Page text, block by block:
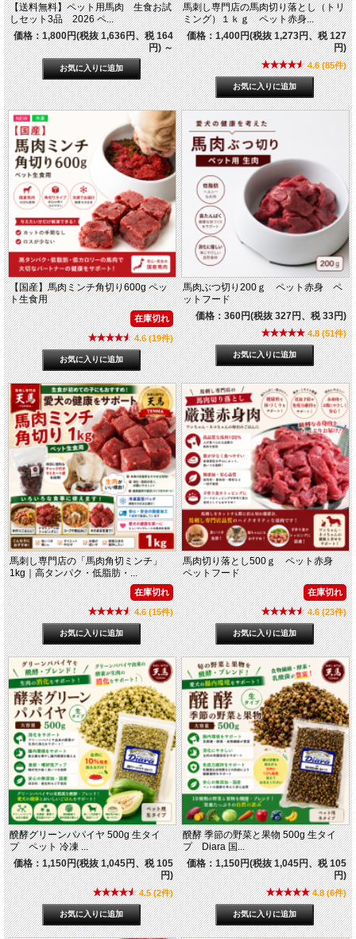
【送料無料】ペット用馬肉 生食お試
しセット3品 2026 ペ...
価格：1,800円(税抜 1,636円、税 164
円)～
馬刺し専門店の馬肉切り落とし（トリ
ミング）１ｋｇ ペット赤身...
価格：1,400円(税抜 1,273円、税 127
円)
4.6 (85件)
【国産】馬肉ミンチ角切り600g ペッ
ト生食用
在庫切れ
4.6 (19件)
馬肉ぶつ切り200ｇ ペット赤身 ペ
ットフード
価格：360円(税抜 327円、税 33円)
4.8 (51件)
馬刺し専門店の「馬肉角切ミンチ」
1kg｜高タンパク・低脂肪・...
在庫切れ
4.6 (15件)
馬肉切り落とし500ｇ ペット赤身
ペットフード
在庫切れ
4.6 (23件)
醗酵グリーンパパイヤ 500g 生タイ
プ ペット 冷凍 ...
価格：1,150円(税抜 1,045円、税 105
円)
4.5 (2件)
醗酵 季節の野菜と果物 500g 生タイ
プ Diara 国...
価格：1,150円(税抜 1,045円、税 105
円)
4.8 (6件)